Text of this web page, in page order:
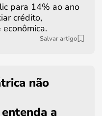
para 14% ao ano
crédito,
Salvar artigo
não
a